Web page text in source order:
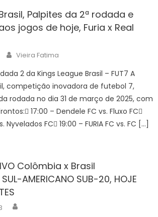
Palpites da 2ª rodada e
jogos de hoje, Furia x Real
Author
Vieira Fatima
2 da Kings League Brasil – FUT7 A
competição inovadora de futebol 7,
rodada no dia 31 de março de 2025, com
17:00 – Dendele FC vs. Fluxo FC
Nyvelados FC 19:00 – FURIA FC vs. FC […]
Colômbia x Brasil
AMERICANO SUB-20, HOJE